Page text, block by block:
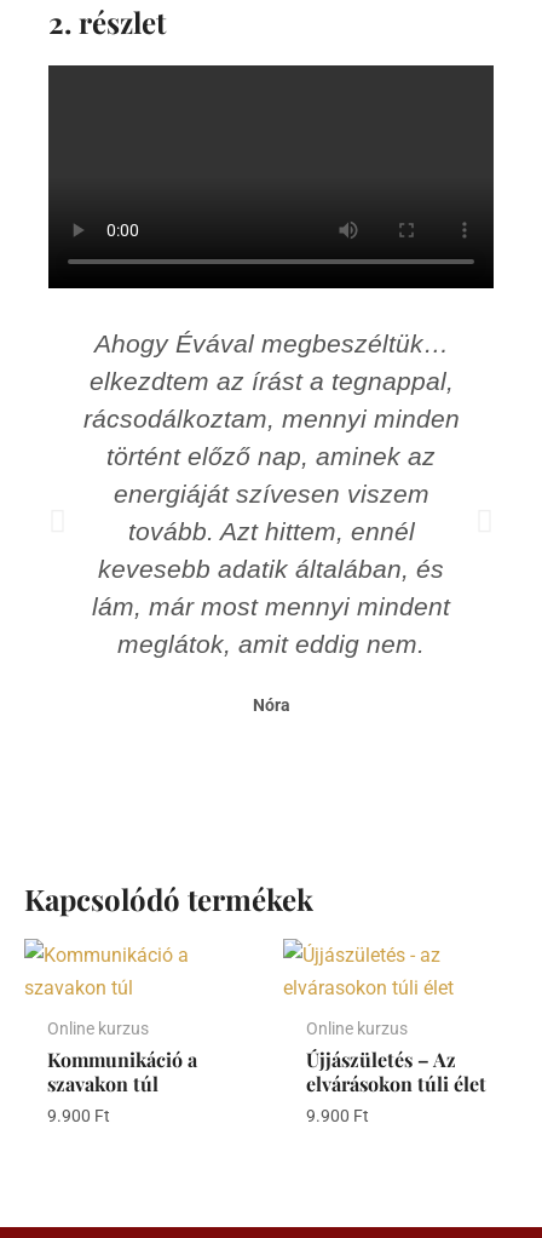
2. részlet
Ahogy Évával megbeszéltük…
elkezdtem az írást a tegnappal,
rácsodálkoztam, mennyi minden
történt előző nap, aminek az
energiáját szívesen viszem
tovább. Azt hittem, ennél
kevesebb adatik általában, és
lám, már most mennyi mindent
meglátok, amit eddig nem.
Nóra
Kapcsolódó termékek
Online kurzus
Kommunikáció a
szavakon túl
9.900 Ft
Online kurzus
Újjászületés – Az
elvárásokon túli élet
9.900 Ft